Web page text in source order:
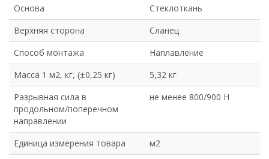
Основа
Стеклоткань
Верхняя сторона
Сланец
Способ монтажа
Наплавление
Масса 1 м2, кг, (±0,25 кг)
5,32 кг
Разрывная сила в
продольном/поперечном
направлении
не менее 800/900 Н
Единица измерения товара
м2